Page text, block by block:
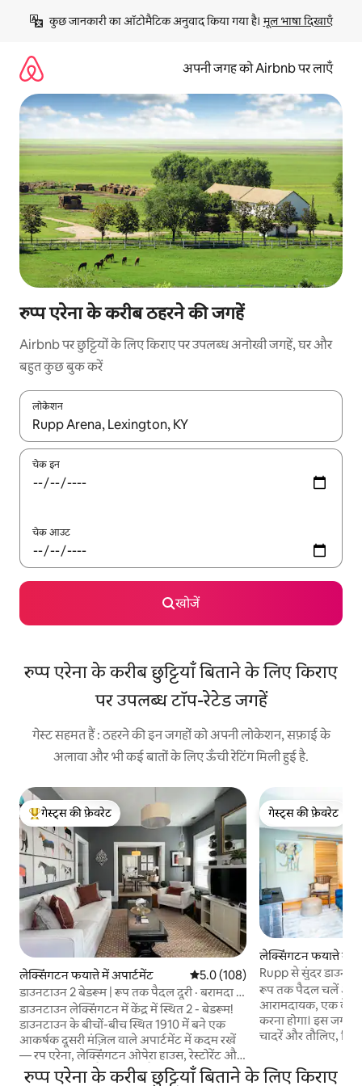
छोड़कर
कॉन्टेंट
कुछ जानकारी का ऑटोमैटिक अनुवाद किया गया है। मूल भाषा दिखाएँ
अपनी जगह को Airbnb पर लाएँ
रुप्प एरेना के करीब ठहरने की जगहें
Airbnb पर छुट्टियों के लिए किराए पर उपलब्ध अनोखी जगहें, घर और
बहुत कुछ बुक करें
लोकेशन
नतीजों के उपलब्ध होने पर, अप और डाउन 'ऐरो की' का इस्तेमाल करके नेविगेट
चेक इन
चेक आउट
खोजें
रुप्प एरेना के करीब छुट्टियाँ बिताने के लिए किराए
पर उपलब्ध टॉप-रेटेड जगहें
गेस्ट सहमत हैं : ठहरने की इन जगहों को अपनी लोकेशन, सफ़ाई के
अलावा और भी कई बातों के लिए ऊँची रेटिंग मिली हुई है.
गेस्ट्स का टॉप फ़ेवरेट
गेस्ट्स की फ़ेवरेट
लेक्सिंगटन फयात्ते में अपार्टमेंट औसत रेटिंग 5 में से 5.0, 108 समीक्षाएँ
5.0 (108)
डाउनटाउन 2 बेडरूम | रूप तक पैदल दूरी · बरामदा ·
पार्किंग
डाउनटाउन लेक्सिंगटन में केंद्र में स्थित 2 - बेडरूम!
डाउनटाउन के बीचों-बीच स्थित 1910 में बने एक
आकर्षक दूसरी मंज़िल वाले अपार्टमेंट में कदम रखें
— रप एरेना, लेक्सिंगटन ओपेरा हाउस, रेस्टोरेंट और
नाइटलाइफ़ तक पैदल जाएँ। गैस स्टोव, एयर फ़्रायर
गेस्ट्स की फ़ेवरेट
गेस्ट्स की फ़ेवरेट
लेक्सिंगटन फयात्ते में
Rupp से सुंदर
रूप तक पैदल चलें और
आरामदायक, एक
करना होगा। इस जगह में स्मार्ट टीवी, आलीशान
चादरें और तौलिए,
डाउनटाउन
परिसर में मुफ़्त ऑफ़
रुप्प एरेना के करीब छुट्टियाँ बिताने के लिए किराए